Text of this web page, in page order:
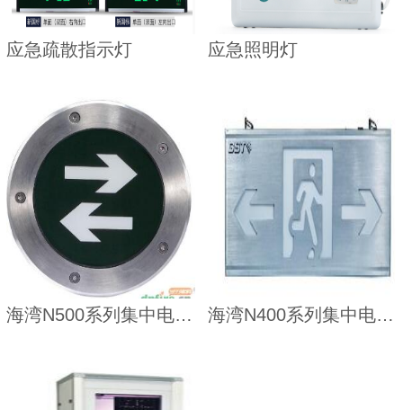
应急疏散指示灯 应急照明灯
海湾N500系列集中电源集中控制型消防应急标志灯 海湾N400系列集中电源集中控制型消防应急标志灯